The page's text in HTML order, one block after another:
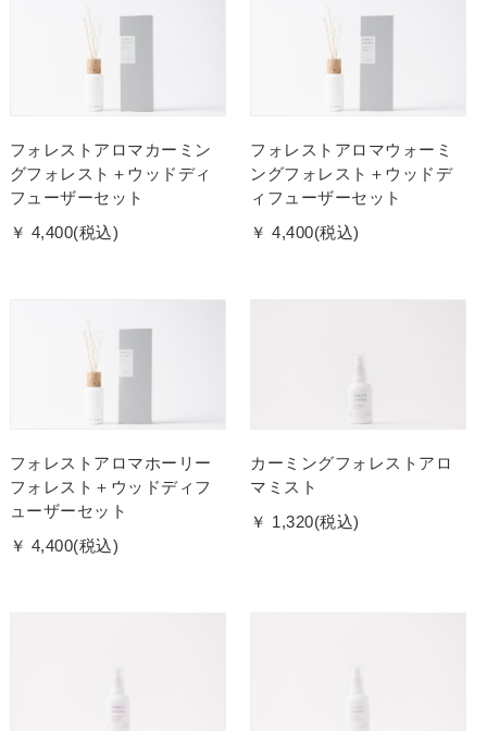
フォレストアロマカーミン
グフォレスト＋ウッドディ
フューザーセット
￥ 4,400(税込)
フォレストアロマウォーミ
ングフォレスト＋ウッドデ
ィフューザーセット
￥ 4,400(税込)
フォレストアロマホーリー
フォレスト＋ウッドディフ
ューザーセット
￥ 4,400(税込)
カーミングフォレストアロ
マミスト
￥ 1,320(税込)